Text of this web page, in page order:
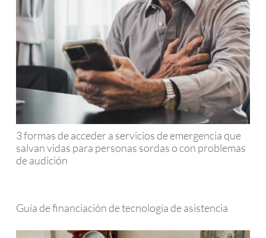
3 formas de acceder a servicios de emergencia que
salvan vidas para personas sordas o con problemas
de audición
Guía de financiación de tecnología de asistencia